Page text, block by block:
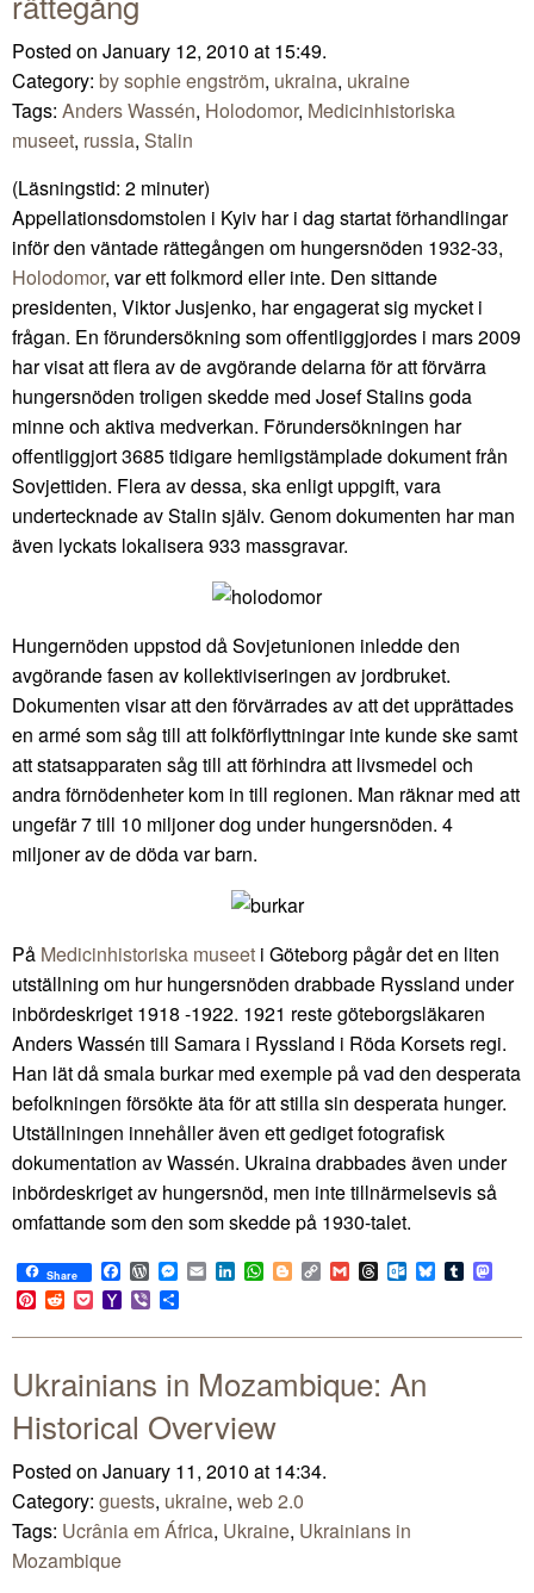
Posted on January 12, 2010 at 15:49.
Category: by sophie engström, ukraina, ukraine
Tags: Anders Wassén, Holodomor, Medicinhistoriska
museet, russia, Stalin
(Läsningstid: 2 minuter)
Appellationsdomstolen i Kyiv har i dag startat förhandlingar
inför den väntade rättegången om hungersnöden 1932-33,
Holodomor, var ett folkmord eller inte. Den sittande
presidenten, Viktor Jusjenko, har engagerat sig mycket i
frågan. En förundersökning som offentliggjordes i mars 2009
har visat att flera av de avgörande delarna för att förvärra
hungersnöden troligen skedde med Josef Stalins goda
minne och aktiva medverkan. Förundersökningen har
offentliggjort 3685 tidigare hemligstämplade dokument från
Sovjettiden. Flera av dessa, ska enligt uppgift, vara
undertecknade av Stalin själv. Genom dokumenten har man
även lyckats lokalisera 933 massgravar.
Hungernöden uppstod då Sovjetunionen inledde den
avgörande fasen av kollektiviseringen av jordbruket.
Dokumenten visar att den förvärrades av att det upprättades
en armé som såg till att folkförflyttningar inte kunde ske samt
att statsapparaten såg till att förhindra att livsmedel och
andra förnödenheter kom in till regionen. Man räknar med att
ungefär 7 till 10 miljoner dog under hungersnöden. 4
miljoner av de döda var barn.
På Medicinhistoriska museet i Göteborg pågår det en liten
utställning om hur hungersnöden drabbade Ryssland under
inbördeskriget 1918 -1922. 1921 reste göteborgsläkaren
Anders Wassén till Samara i Ryssland i Röda Korsets regi.
Han lät då smala burkar med exemple på vad den desperata
befolkningen försökte äta för att stilla sin desperata hunger.
Utställningen innehåller även ett gediget fotografisk
dokumentation av Wassén. Ukraina drabbades även under
inbördeskriget av hungersnöd, men inte tillnärmelsevis så
omfattande som den som skedde på 1930-talet.
Share Facebook
WordPress
Messenger
EmailLinkedIn
WhatsApp
BloggerCopy
Link
GmailThreadsOutlook.com
BlueskyTumblr
Pinterest
RedditPocketYahoo
Mail
Viber
Ukrainians in Mozambique: An
Historical Overview
Posted on January 11, 2010 at 14:34.
Category: guests, ukraine, web 2.0
Tags: Ucrânia em África, Ukraine, Ukrainians in
Mozambique